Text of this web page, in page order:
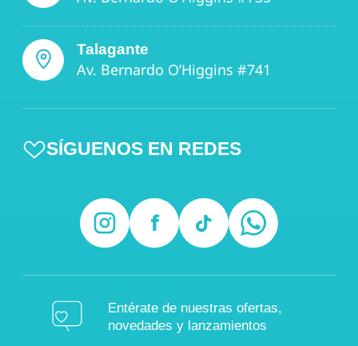
Talagante
Av. Bernardo O’Higgins #741
SÍGUENOS EN REDES
Entérate de nuestras ofertas,
novedades y lanzamientos